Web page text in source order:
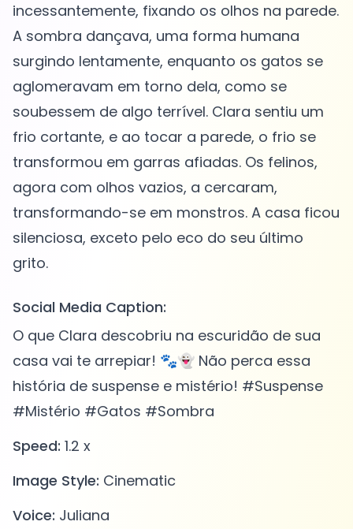
incessantemente, fixando os olhos na parede.
A sombra dançava, uma forma humana
surgindo lentamente, enquanto os gatos se
aglomeravam em torno dela, como se
soubessem de algo terrível. Clara sentiu um
frio cortante, e ao tocar a parede, o frio se
transformou em garras afiadas. Os felinos,
agora com olhos vazios, a cercaram,
transformando-se em monstros. A casa ficou
silenciosa, exceto pelo eco do seu último
Social Media Caption:
O que Clara descobriu na escuridão de sua
casa vai te arrepiar! 🐾👻 Não perca essa
história de suspense e mistério! #Suspense
#Mistério #Gatos #Sombra
Speed: 1.2 x
Image Style: Cinematic
Voice: Juliana